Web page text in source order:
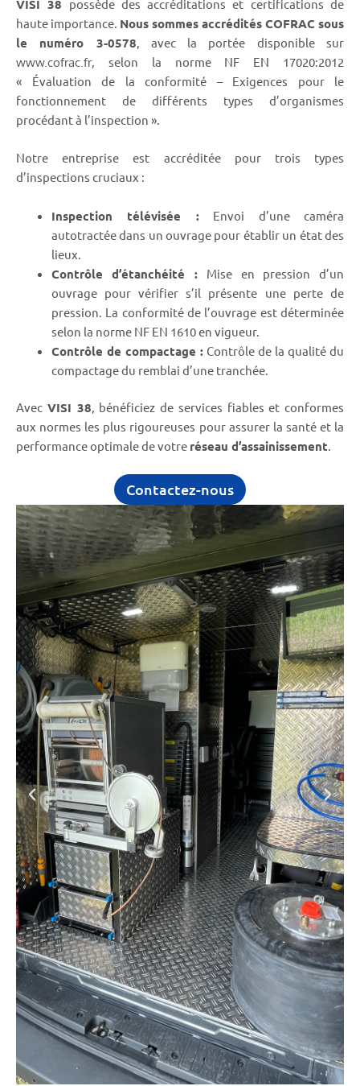
VISI 38 possède des accréditations et certifications de
haute importance. Nous sommes accrédités COFRAC sous
le numéro 3-0578, avec la portée disponible sur
www.cofrac.fr, selon la norme NF EN 17020:2012
« Évaluation de la conformité – Exigences pour le
fonctionnement de différents types d’organismes
procédant à l’inspection ».
Notre entreprise est accréditée pour trois types
d’inspections cruciaux :
Inspection télévisée :Envoi d’une caméra
autotractée dans un ouvrage pour établir un état des
lieux.
Contrôle d’étanchéité : Mise en pression d’un
ouvrage pour vérifier s’il présente une perte de
pression. La conformité de l’ouvrage est déterminée
selon la norme NF EN 1610 en vigueur.
Contrôle de compactage :Contrôle de la qualité du
compactage du remblai d’une tranchée.
Avec VISI 38 , bénéficiez de services fiables et conformes
aux normes les plus rigoureuses pour assurer la santé et la
performance optimale de votre réseau d’assainissement
Contactez-nous